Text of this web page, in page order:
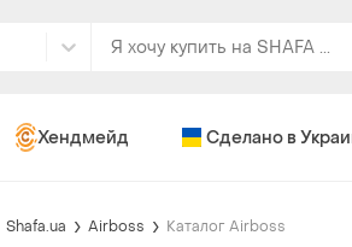
Хендмейд Сделано в
Shafa.ua Airboss Каталог Airboss